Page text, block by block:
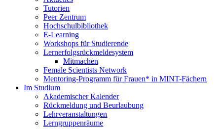
Tutorien
Peer Zentrum
Hochschulbibliothek
E-Learning
Workshops für Studierende
Lernerfolgsrückmeldesystem
Mitmachen
Female Scientists Network
Mentoring-Programm für Frauen* in MINT-Fächern
Im Studium
Akademischer Kalender
Rückmeldung und Beurlaubung
Lehrveranstaltungen
Lerngruppenräume